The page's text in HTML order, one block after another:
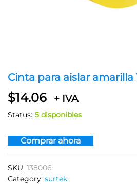
Cinta para aislar amarilla
$14.06 + IVA
Status: 5 disponibles
Comprar ahora
SKU: 138006
Category: surtek